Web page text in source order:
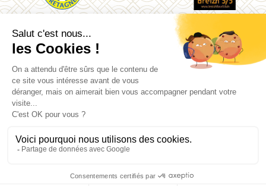
Quénéquillec
22160 Carnoët
02 96 91 62 26
Mentions légales